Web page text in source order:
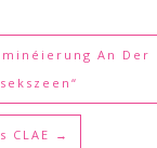
An Der
CLAE →